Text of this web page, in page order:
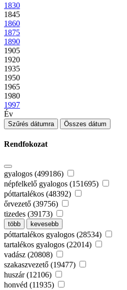
1830
1845
1860
1875
1890
1905
1920
1935
1950
1965
1980
1997
Év
Szűrés dátumra Összes dátum
Rendfokozat
gyalogos (499186)
népfelkelő gyalogos (151695)
póttartalékos (48392)
őrvezető (39756)
tizedes (39173)
több kevesebb
póttartalékos gyalogos (28534)
tartalékos gyalogos (22014)
vadász (20808)
szakaszvezető (19477)
huszár (12106)
honvéd (11935)